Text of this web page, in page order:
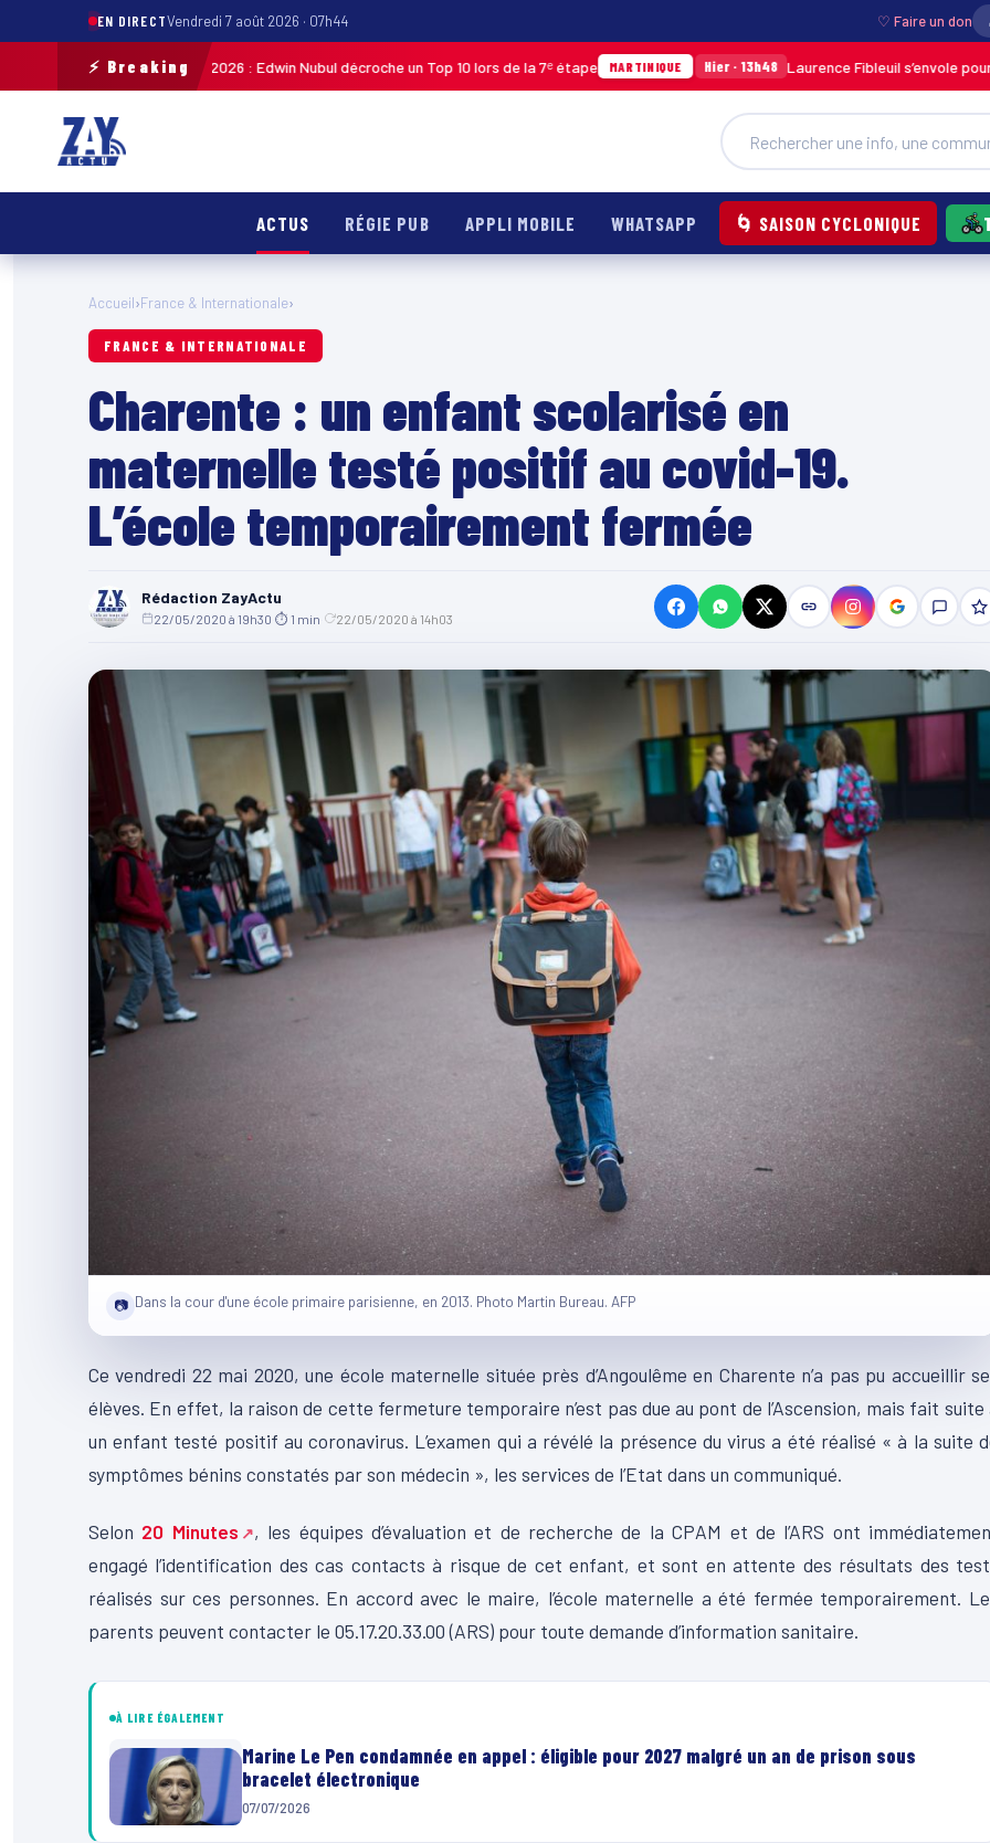
EN DIRECTVendredi 7 août 2026 · 07h44 ♡ Faire un don
⚡ Breaking
de Guadeloupe 2026 : Edwin Nubul décroche un Top 10 lors de la 7ᵉ étape MARTINIQUE Hier · 13h48 Laurence Fibleuil s’envole pour
ACTUS RÉGIE PUB APPLI MOBILE WHATSAPP 🌀 SAISON CYCLONIQUE
Accueil›France & Internationale›
FRANCE & INTERNATIONALE
Charente : un enfant scolarisé en
maternelle testé positif au covid-19.
L’école temporairement fermée
Rédaction ZayActu
22/05/2020 à 19h30 ⏱ 1 min 22/05/2020 à 14h03
📷 Dans la cour d'une école primaire parisienne, en 2013. Photo Martin Bureau. AFP
Ce vendredi 22 mai 2020, une école maternelle située près d’Angoulême en Charente n’a pas pu accueillir
élèves. En effet, la raison de cette fermeture temporaire n’est pas due au pont de l’Ascension, mais fait suite
un enfant testé positif au coronavirus. L’examen qui a révélé la présence du virus a été réalisé « à la suite
symptômes bénins constatés par son médecin », les services de l’Etat dans un communiqué.
Selon 20 Minutes
, les équipes d’évaluation et de recherche de la CPAM et de l’ARS ont
engagé l’identification des cas contacts à risque de cet enfant, et sont en attente des résultats des
réalisés sur ces personnes. En accord avec le maire, l’école maternelle a été fermée temporairement.
parents peuvent contacter le 05.17.20.33.00 (ARS) pour toute demande d’information sanitaire.
À LIRE ÉGALEMENT
Marine Le Pen condamnée en appel : éligible pour 2027 malgré un an de prison sous
bracelet électronique
07/07/2026